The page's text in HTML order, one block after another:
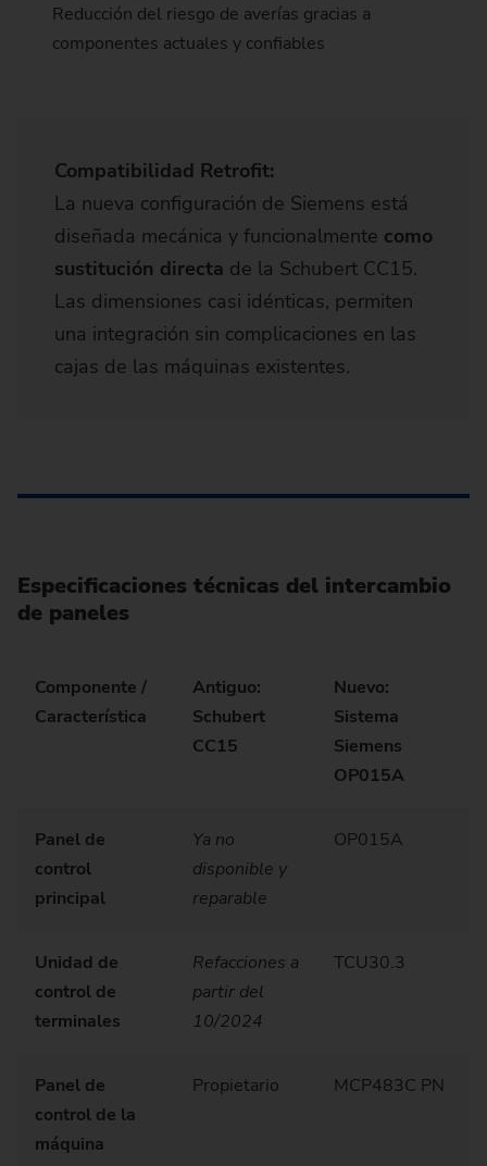
Reducción del riesgo de averías gracias a
componentes actuales y confiables
Compatibilidad Retrofit:
La nueva configuración de Siemens está
diseñada mecánica y funcionalmente como
sustitución directa de la Schubert CC15.
Las dimensiones casi idénticas, permiten
una integración sin complicaciones en las
cajas de las máquinas existentes.
Especificaciones técnicas del intercambio
de paneles
Componente /
Característica
Antiguo:
Schubert
CC15
Nuevo:
Sistema
Siemens
OP015A
Panel de
control
principal
Ya no
disponible y
reparable
OP015A
Unidad de
control de
terminales
Refacciones a
partir del
10/2024
TCU30.3
Panel de
control de la
máquina
Propietario MCP483C PN